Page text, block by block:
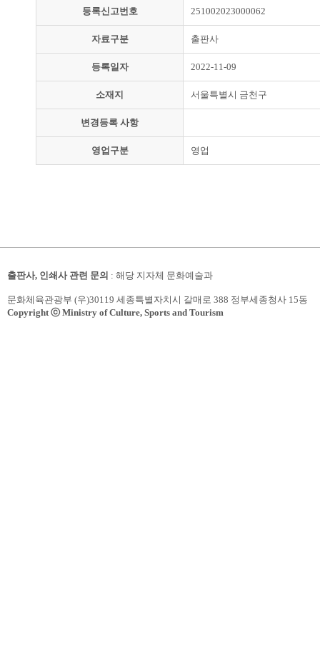
등록신고번호 251002023000062
자료구분 출판사
등록일자 2022-11-09
소재지 서울특별시 금천구
변경등록 사항
영업구분 영업
출판사, 인쇄사 관련 문의 : 해당 지자체 문화예술과
문화체육관광부 (우)30119 세종특별자치시 갈매로 388 정부세종청사 15동
Copyright ⓒ Ministry of Culture, Sports and Tourism